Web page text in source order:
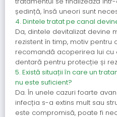
ședință, însă uneori sunt
4. Dintele tratat pe canal
Da, dintele devitalizat devine
rezistent în timp, motiv pentru
recomandă acoperirea lui cu
dentară pentru protecție și
5. Există situații în care un
nu este suficient?
Da. În unele cazuri foarte
infecția s-a extins mult sau
este compromisă, poate fi